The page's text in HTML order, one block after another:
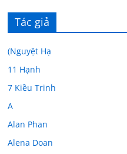
Tác giả
(Nguyệt Hạ
11 Hạnh
7 Kiều Trinh
A
Alan Phan
Alena Doan